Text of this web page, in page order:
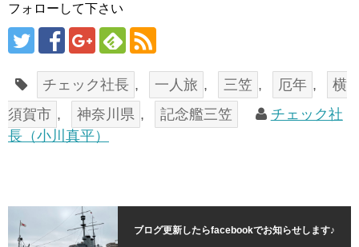
フォローして下さい
チェック社長 , 一人旅 , 三笠 , 厄年 ,
横
須賀市 , 神奈川県 , 記念艦三笠
チェック社
長（小川真平）
ブログ更新したらfacebookでお知らせします♪